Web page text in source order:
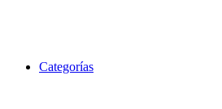
Categorías